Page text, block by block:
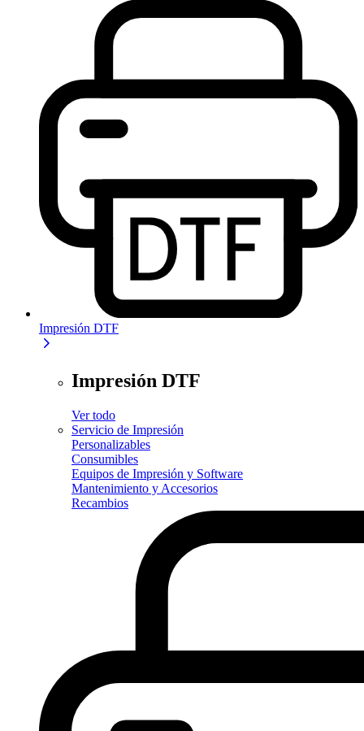
Impresión DTF
Impresión DTF
Ver todo
Servicio de Impresión
Personalizables
Consumibles
Equipos de Impresión y Software
Mantenimiento y Accesorios
Recambios